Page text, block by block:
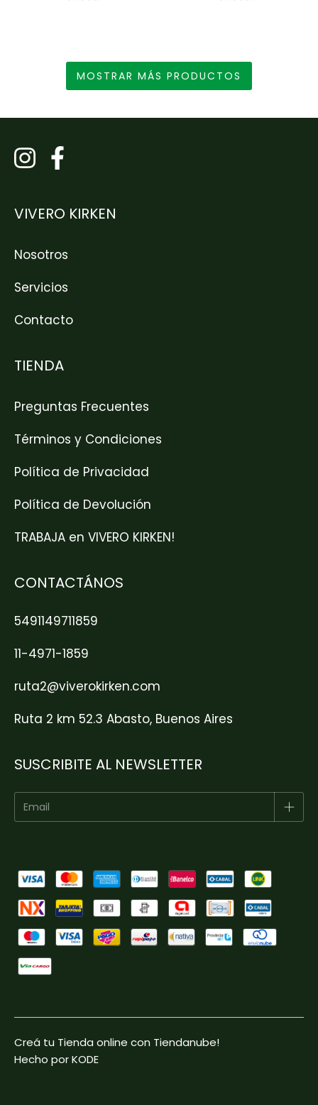
MOSTRAR MÁS PRODUCTOS
VIVERO KIRKEN
Nosotros
Servicios
Contacto
TIENDA
Preguntas Frecuentes
Términos y Condiciones
Política de Privacidad
Política de Devolución
TRABAJA en VIVERO KIRKEN!
CONTACTÁNOS
5491149711859
11-4971-1859
ruta2@viverokirken.com
Ruta 2 km 52.3 Abasto, Buenos Aires
SUSCRIBITE AL NEWSLETTER
Creá tu Tienda online con Tiendanube!
Hecho por KODE